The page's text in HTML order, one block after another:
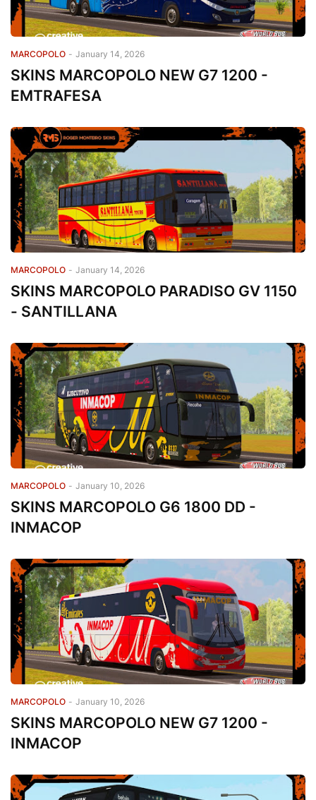
MARCOPOLO - January 14, 2026
SKINS MARCOPOLO NEW G7 1200 -
EMTRAFESA
MARCOPOLO - January 14, 2026
SKINS MARCOPOLO PARADISO GV 1150
- SANTILLANA
MARCOPOLO - January 10, 2026
SKINS MARCOPOLO G6 1800 DD -
INMACOP
MARCOPOLO - January 10, 2026
SKINS MARCOPOLO NEW G7 1200 -
INMACOP